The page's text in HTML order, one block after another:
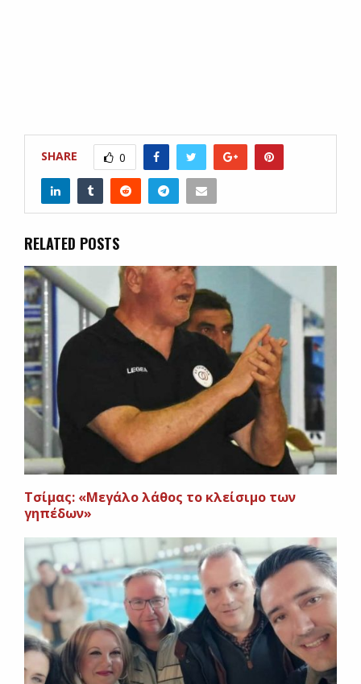
SHARE 0
RELATED POSTS
Τσίμας: «Μεγάλο λάθος το κλείσιμο των
γηπέδων»